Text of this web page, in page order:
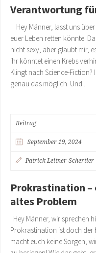
Verantwortung
Hey Männer, lasst uns
euer Leben retten könnte:
nicht sexy, aber glaubt mir,
ihr könntet einen Krebs
Klingt nach Science-Fiction?
genau das möglich. Und...
Beitrag
September 19, 2024
Patrick Leitner-Schertler
Prokrastination –
altes Problem
Hey Männer, wir sprechen
Prokrastination ist doch der
macht euch keine Sorgen,